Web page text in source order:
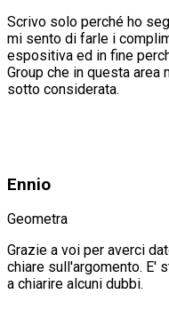
Scrivo solo perché ho
mi sento di farle i
espositiva ed in fine
Group che in questa area
sotto considerata.
Ennio
Geometra
Grazie a voi per averci
chiare sull'argomento. E'
a chiarire alcuni dubbi.